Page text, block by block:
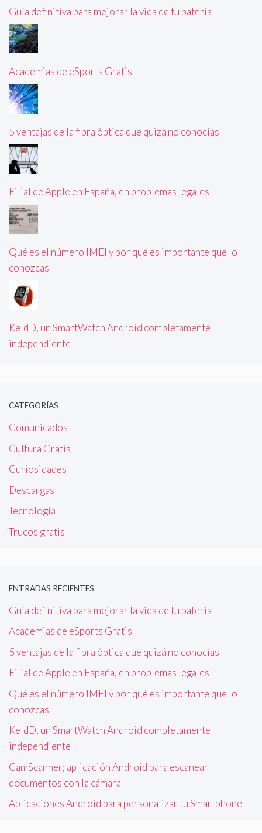
Guía definitiva para mejorar la vida de tu batería
Academias de eSports Gratis
5 ventajas de la fibra óptica que quizá no conocías
Filial de Apple en España, en problemas legales
Qué es el número IMEI y por qué es importante que lo
conozcas
KeldD, un SmartWatch Android completamente
independiente
CATEGORÍAS
Comunicados
Cultura Gratis
Curiosidades
Descargas
Tecnología
Trucos gratis
ENTRADAS RECIENTES
Guía definitiva para mejorar la vida de tu batería
Academias de eSports Gratis
5 ventajas de la fibra óptica que quizá no conocías
Filial de Apple en España, en problemas legales
Qué es el número IMEI y por qué es importante que lo
conozcas
KeldD, un SmartWatch Android completamente
independiente
CamScanner; aplicación Android para escanear
documentos con la cámara
Aplicaciones Android para personalizar tu Smartphone